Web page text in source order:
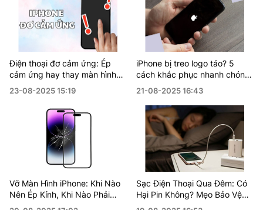
Điện thoại đơ cảm ứng: Ép
cảm ứng hay thay màn hình?
Cách nhận biết & chi phí
23-08-2025 15:19
iPhone bị treo logo táo? 5
cách khắc phục nhanh chóng
và hiệu quả tại nhà
21-08-2025 16:43
Vỡ Màn Hình iPhone: Khi Nào
Nên Ép Kính, Khi Nào Phải
Thay Mới?
Sạc Điện Thoại Qua Đêm: Có
Hại Pin Không? Mẹo Bảo Vệ
Pin Cực Đơn Giản